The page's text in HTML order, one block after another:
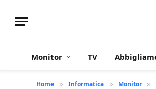
Monitor TV
Home » Informatica » Monitor »